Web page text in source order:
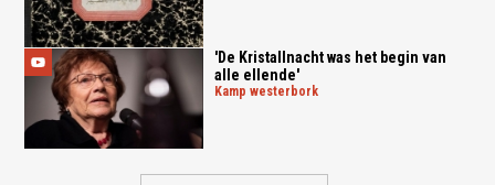
'De Kristallnacht was het begin van
alle ellende'
kamp westerbork